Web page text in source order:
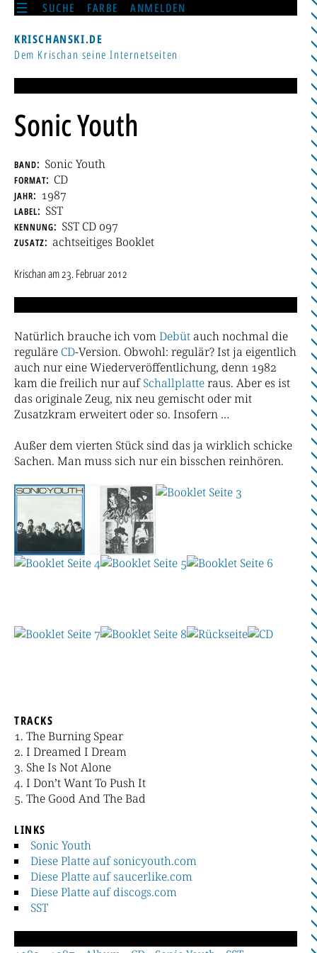
SUCHE FARBE ANMELDEN
KRISCHANSKI.DE
Dem Krischan seine Internetseiten
Sonic Youth
band Sonic Youth
format CD
jahr 1987
label SST
kennung SST CD 097
zusatz achtseitiges Booklet
Krischanam23. Februar 2012
Natürlich brauche ich vomDebütauch nochmal die
reguläre CD-Version. Obwohl: regulär? Ist ja eigentlich
auch nur eine Wiederveröffentlichung, denn 1982
kam die freilich nur aufSchallplatteraus. Aber es ist
das originale Zeug, nix neu gemischt oder mit
Zusatzkram erweitert oder so. Insofern …
Außer dem vierten Stück sind das ja wirklich schicke
Sachen. Man muss sich nur ein bisschen reinhören.
TRACKS
The Burning Spear
I Dreamed I Dream
She Is Not Alone
I Don’t Want To Push It
The Good And The Bad
LINKS
Sonic Youth
Diese Platte auf sonicyouth.com
Diese Platte auf saucerlike.com
Diese Platte auf discogs.com
SST